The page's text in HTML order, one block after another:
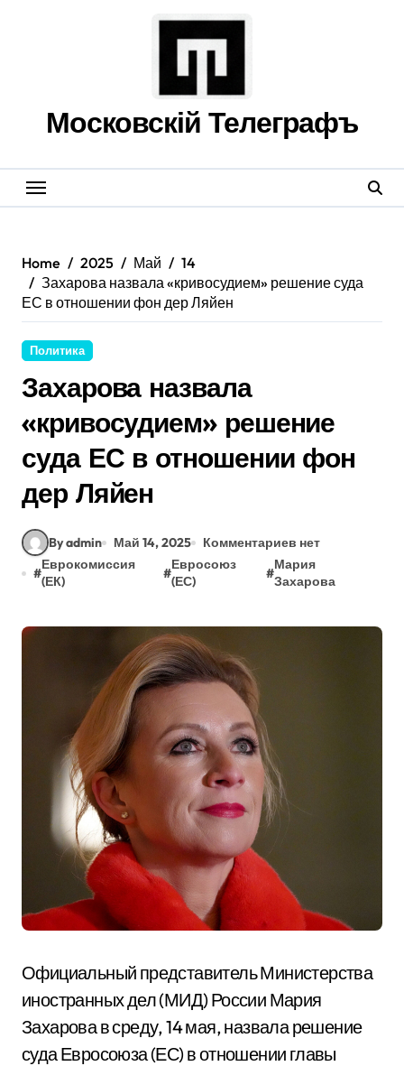
Московскій Телеграфъ
Home 2025 Май
14
Захарова назвала «кривосудием» решение суда
ЕС в отношении фон дер Ляйен
Политика
Захарова назвала
«кривосудием» решение
суда ЕС в отношении фон
дер Ляйен
By admin Май 14, 2025
Комментариев нет
#
Еврокомиссия
(ЕК)
#
Евросоюз
(ЕС)
#
Мария
Захарова
Официальный представитель Министерства
иностранных дел (МИД) России Мария
Захарова в среду, 14 мая, назвала решение
суда Евросоюза (ЕС) в отношении главы